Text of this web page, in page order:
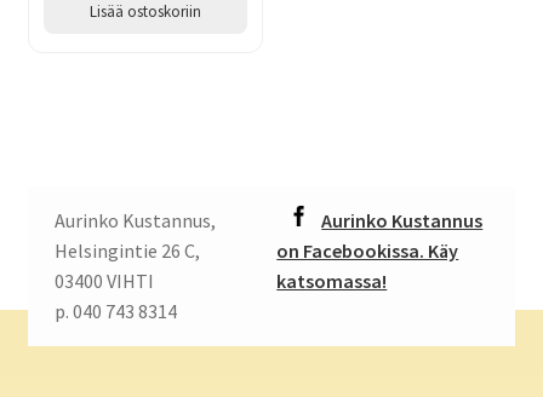
Lisää ostoskoriin
Aurinko Kustannus,
Helsingintie 26 C,
03400 VIHTI
p. 040 743 8314
Aurinko Kustannus
on Facebookissa. Käy
katsomassa!